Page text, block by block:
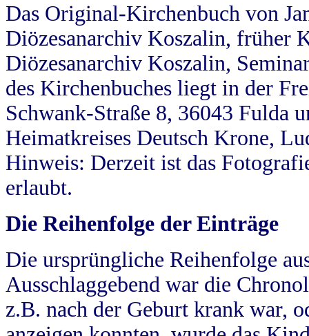
Das Original-Kirchenbuch von
Diözesanarchiv Koszalin, früher
Diözesanarchiv Koszalin,
des Kirchenbuches liegt in der
Schwank-Straße 8, 36043 Fulda
Heimatkreises Deutsch Krone,
Hinweis: Derzeit ist das
erlaubt.
Die Reihenfolge der Einträge
Die ursprüngliche Reihenfolge
Ausschlaggebend war die
z.B. nach der Geburt krank war,